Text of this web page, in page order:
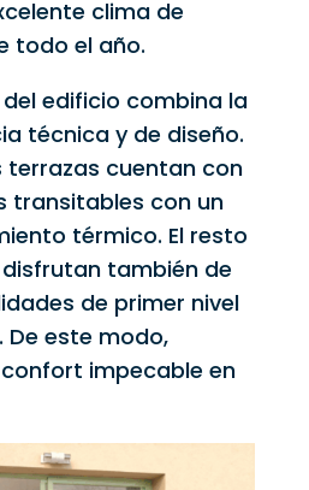
clima de
todo el año.
edificio combina la
técnica y de diseño.
terrazas cuentan con
transitables con un
térmico. El resto
también de
de primer nivel
este modo,
impecable en